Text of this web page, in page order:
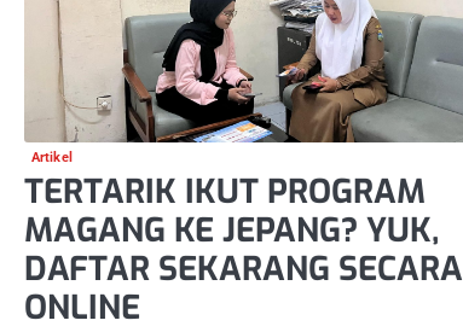
Artikel
TERTARIK IKUT PROGRAM
MAGANG KE JEPANG? YUK,
DAFTAR SEKARANG SECARA
ONLINE